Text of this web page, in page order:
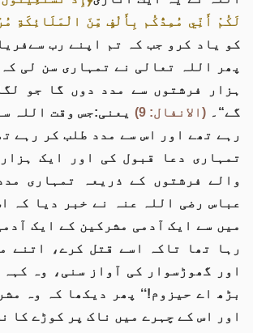
لَكُمْ أَنِّي مُمِدُّكُم بِأَلْفٍ مِّنَ الْمَلَائِكَةِ
کو یاد کرو جب کہ تم اپنے رب
پھر اللہ تعالی نے تمہاری سن لی
ہزار فرشتوں سے مدد دوں گا جو
گے“۔ (الانفال: 9)
یعنی:جس وقت اللہ
رہے تھے اور اس سے مدد طلب کر رہے
تمہاری دعا قبول کی اور ایک
والے فرشتوں کے ذریعہ تمہاری
عباس رضی اللہ عنہ نے خبر دیا کہ
میں سے ایک آدمی مشرکین کے ایک
رہا تھا تاکہ اسے قتل کرے، اتنے
اور گھوڑسوار کی آواز سنی، وہ کہہ
بڑھ اے حیزوم!‘‘ پھر دیکھا کہ وہ
اور اس کے چہرے میں ناک پر کوڑے کا